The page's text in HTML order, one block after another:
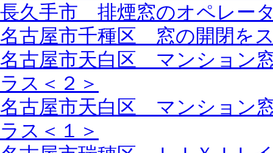
長久手市 排煙窓のオペレー
名古屋市千種区 窓の開閉を
名古屋市天白区 マンション
ラス＜２＞
名古屋市天白区 マンション
ラス＜１＞